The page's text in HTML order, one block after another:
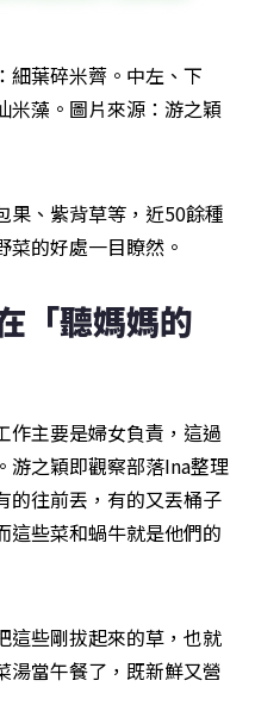
細葉碎米薺。中左、下
米藻。圖片來源：游之穎
果、紫背草等，近50餘種
菜的好處一目瞭然。
「聽媽媽的
作主要是婦女負責，這過
游之穎即觀察部落Ina整理
的往前丟，有的又丟桶子
這些菜和蝸牛就是他們的
這些剛拔起來的草，也就
湯當午餐了，既新鮮又營